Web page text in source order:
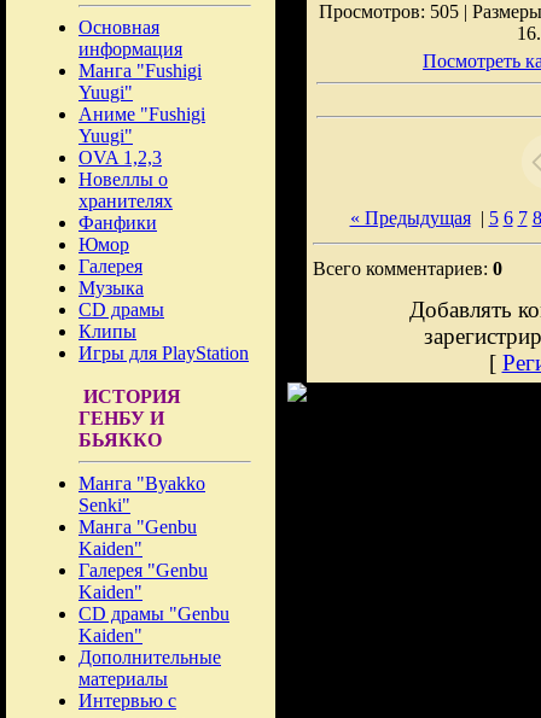
Основная
информация
Манга "Fushigi
Yuugi"
Аниме "Fushigi
Yuugi"
OVA 1,2,3
Новеллы о
хранителях
Фанфики
Юмор
Галерея
Музыка
CD драмы
Клипы
Игры для PlayStation
ИСТОРИЯ
ГЕНБУ И
БЬЯККО
Манга "Byakko
Senki"
Манга "Genbu
Kaiden"
Галерея "Genbu
Kaiden"
CD драмы "Genbu
Kaiden"
Дополнительные
материалы
Интервью с
Просмотров: 505 |
Посмотреть
« Предыдущая| 5 6 7 8
Всего комментариев: 0
Добавлять
[